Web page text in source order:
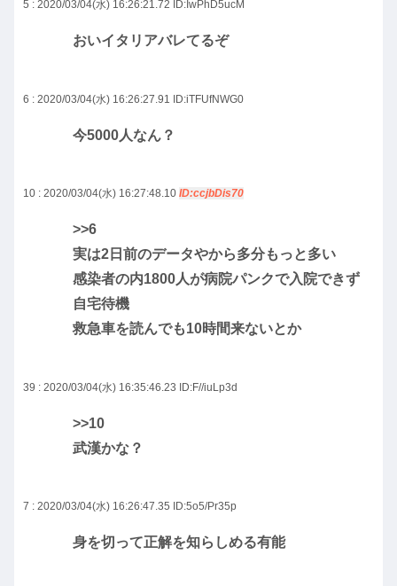
5 : 2020/03/04(水) 16:26:21.72 ID:IwPhD5ucM
おいイタリアバレてるぞ
6 : 2020/03/04(水) 16:26:27.91 ID:iTFUfNWG0
今5000人なん？
10 : 2020/03/04(水) 16:27:48.10 ID:ccjbDis70
>>6
実は2日前のデータやから多分もっと多い
感染者の内1800人が病院パンクで入院できず
自宅待機
救急車を読んでも10時間来ないとか
39 : 2020/03/04(水) 16:35:46.23 ID:F//iuLp3d
>>10
武漢かな？
7 : 2020/03/04(水) 16:26:47.35 ID:5o5/Pr35p
身を切って正解を知らしめる有能